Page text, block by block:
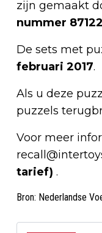
zijn gemaakt
nummer
De sets met
februari 2017.
Als u deze
puzzels
Voor meer
tarief) .
Bron: Nederlandse